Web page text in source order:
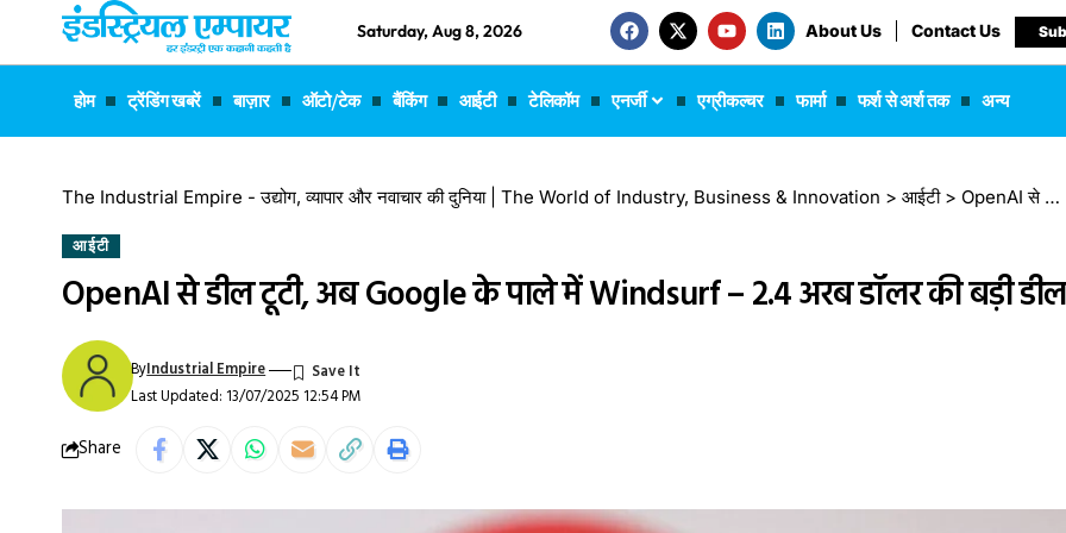
Saturday, Aug 8, 2026 About Us Contact Us
होम ट्रेंडिंग खबरें बाज़ार ऑटो/टेक बैंकिंग आईटी टेलिकॉम एनर्जी एग्रीकल्चर फार्मा फर्श से अर्श तक अन्य
The Industrial Empire - उद्योग, व्यापार और नवाचार की दुनिया | The World of Industry, Business & Innovation > आईटी> OpenAI से डील टूटी, अब Google के पाले में Windsurf – 2.4 अरब डॉलर की बड़ी डील
आईटी
OpenAI से डील टूटी, अब Google के पाले में Windsurf – 2.4 अरब डॉलर की बड़ी
Last Updated: 13/07/2025 12:54 PM
ByIndustrial Empire
Share